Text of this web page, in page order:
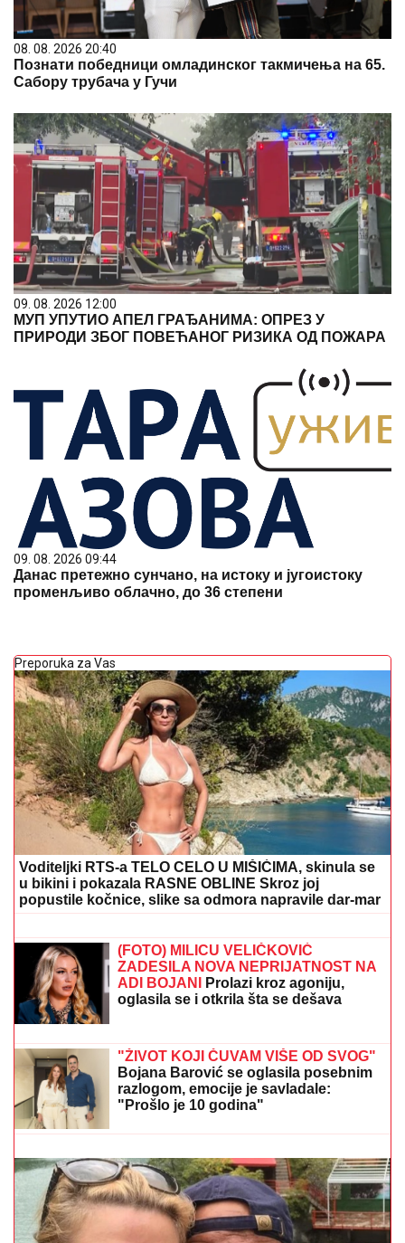
08. 08. 2026 20:40
Познати победници омладинског такмичења на 65.
Сабору трубача у Гучи
09. 08. 2026 12:00
МУП УПУТИО АПЕЛ ГРАЂАНИМА: ОПРЕЗ У
ПРИРОДИ ЗБОГ ПОВЕЋАНОГ РИЗИКА ОД ПОЖАРА
09. 08. 2026 09:44
Данас претежно сунчано, на истоку и југоистоку
променљиво облачно, до 36 степени
Preporuka za Vas
Voditeljki RTS-a TELO CELO U MIŠIĆIMA, skinula se
u bikini i pokazala RASNE OBLINE Skroz joj
popustile kočnice, slike sa odmora napravile dar-mar
Gledateljka tvrdi da joj je Asmin slao
gole slike, zapretila mu: "Vidimo se na
sudu, iskorišćavaš žene za pare"
ADI BOJANIProlazi kroz agoniju,
oglasila se i otkrila šta se dešava
nakon haosa sa Terzom